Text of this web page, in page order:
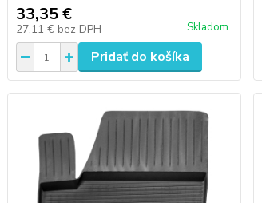
33,35 €
27,11 € bez DPH Skladom
Pridať do košíka